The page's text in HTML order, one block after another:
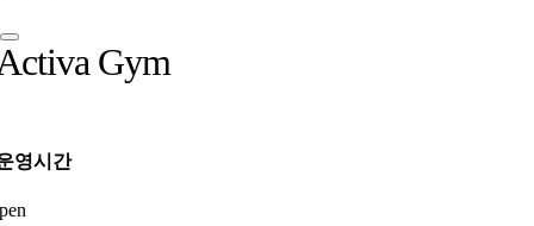
Gym
영시간